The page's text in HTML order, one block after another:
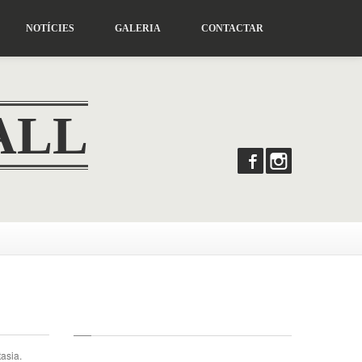
NOTÍCIES GALERIA CONTACTAR